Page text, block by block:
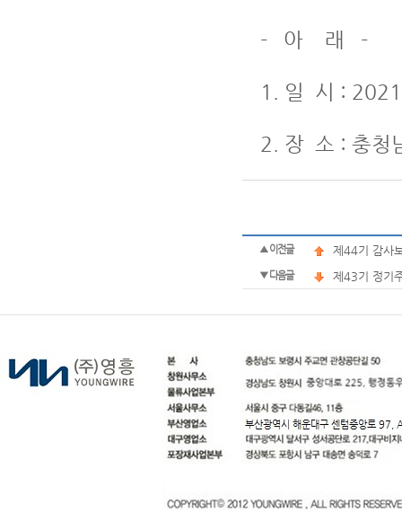
- 아 래 -
1. 일 시 :
2. 장 소 : 충청
▲ 이전글 제44기 감사
▼ 다음글 제43기 정기